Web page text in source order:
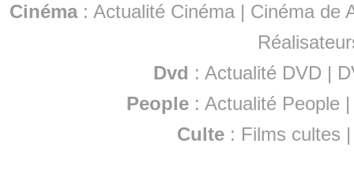
Cinéma: Actualité Cinéma | Cinéma de
Dvd : Actualité DVD |
People :Actualité People
Culte : Films cultes